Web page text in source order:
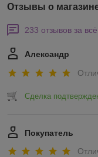
Отзывы о
233 отзывов за
Александр
Сделка
Покупатель